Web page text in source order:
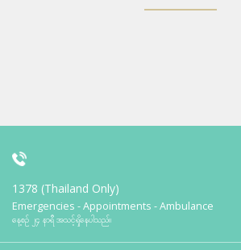
1378 (Thailand Only)
Emergencies - Appointments - Ambulance
နေ့စဉ် ၂၄ နာရီ အသင့်ရှိနေပါသည်။